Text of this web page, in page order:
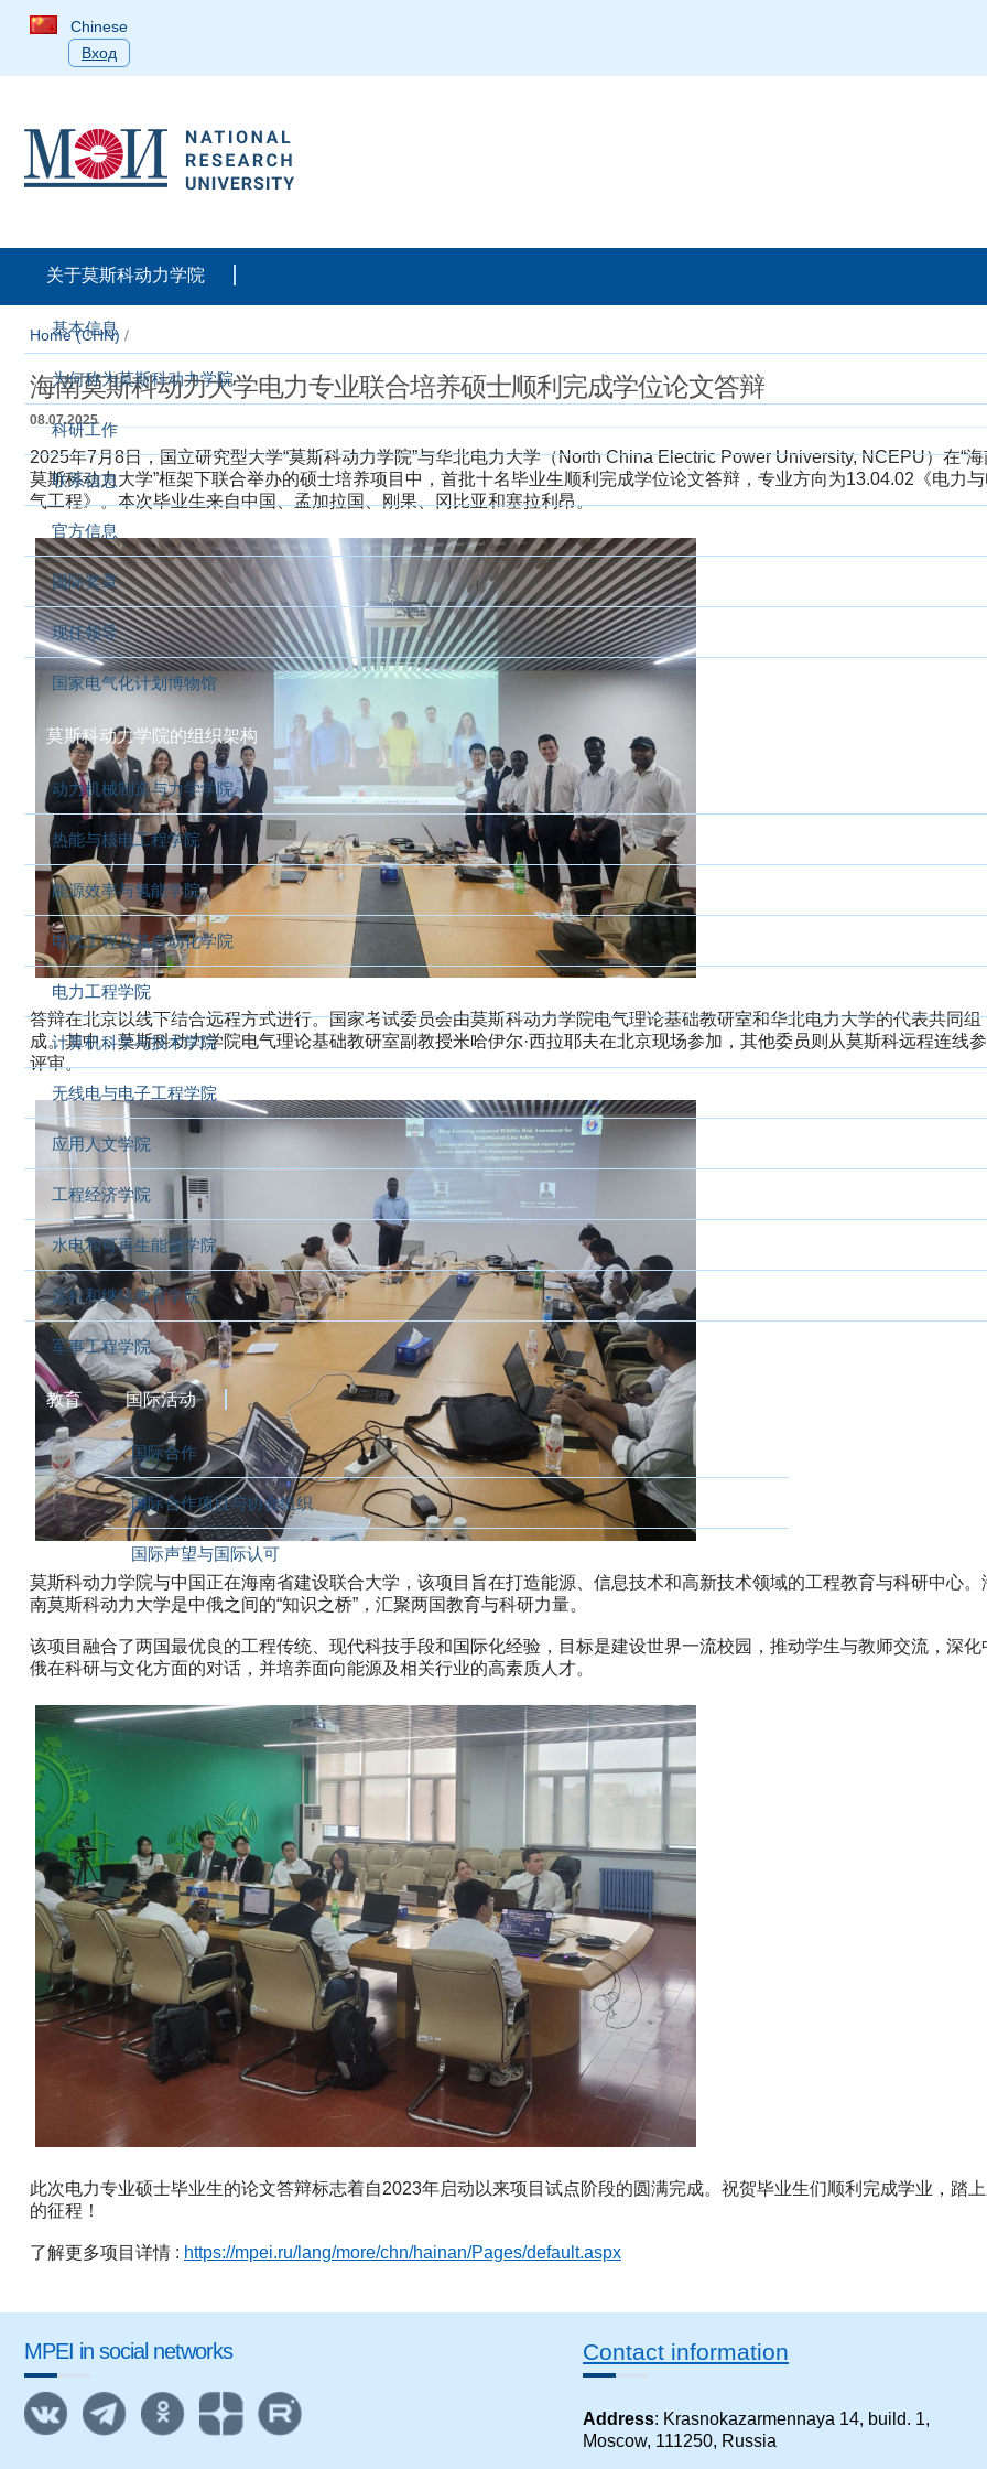
Chinese
Вход
关于莫斯科动力学院
基本信息
为何称为莫斯科动力学院
科研工作
联系信息
官方信息
国际奖章
现任领导
国家电气化计划博物馆
莫斯科动力学院的组织架构
动力机械制造与力学学院
热能与核电工程学院
能源效率与氢能学院
电气工程及其自动化学院
电力工程学院
计算机科学与技术学院
无线电与电子工程学院
应用人文学院
工程经济学院
水电和可再生能源学院
远程和继续教育学院
军事工程学院
教育 国际活动
国际合作
国际合作项目与协会组织
国际声望与国际认可
Home (CHN) /
海南莫斯科动力大学电力专业联合培养硕士顺利完成学位论文答辩
08.07.2025
​2025年7月8日，国立研究型大学“莫斯科动力学院”与华北电力大学（North China Electric Power University, NCEPU）在“海
莫斯科动力大学”框架下联合举办的硕士培养项目中，首批十名毕业生顺利完成学位论文答辩，专业方向为13.04.02《电力
气工程》。本次毕业生来自中国、孟加拉国、刚果、冈比亚和塞拉利昂。
答辩在北京以线下结合远程方式进行。国家考试委员会由莫斯科动力学院电气理论基础教研室和华北电力大学的代表共同组
成。其中，莫斯科动力学院电气理论基础教研室副教授米哈伊尔·西拉耶夫在北京现场参加，其他委员则从莫斯科远程连线
评审。
莫斯科动力学院与中国正在海南省建设联合大学，该项目旨在打造能源、信息技术和高新技术领域的工程教育与科研中心。
南莫斯科动力大学是中俄之间的“知识之桥”，汇聚两国教育与科研力量。
该项目融合了两国最优良的工程传统、现代科技手段和国际化经验，目标是建设世界一流校园，推动学生与教师交流，深化
俄在科研与文化方面的对话，并培养面向能源及相关行业的高素质人才。
此次电力专业硕士毕业生的论文答辩标志着自2023年启动以来项目试点阶段的圆满完成。祝贺毕业生们顺利完成学业，踏
的征程！
了解更多项目详情 : https://mpei.ru/lang/more/chn/hainan/Pages/default.aspx​
MPEI in social networks Contact information
Address: Krasnokazarmennaya 14, build. 1,
Moscow, 111250, Russia